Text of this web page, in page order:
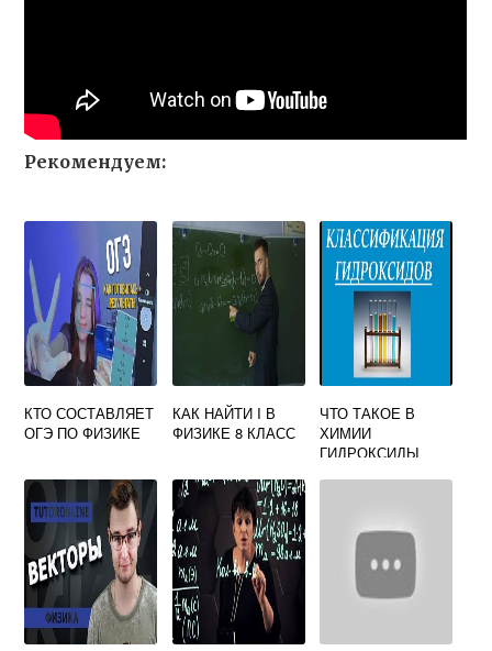
Рекомендуем:
КТО СОСТАВЛЯЕТ
ОГЭ ПО ФИЗИКЕ
КАК НАЙТИ I В
ФИЗИКЕ 8 КЛАСС
ЧТО ТАКОЕ В
ХИМИИ
ГИДРОКСИДЫ